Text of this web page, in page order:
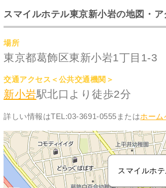
スマイルホテル東京新小岩の地図・ア
場所
東京都葛飾区東新小岩1丁目1-3
交通アクセス＜公共交通機関＞
新小岩駅北口より徒歩2分
詳しい情報はTEL:03-3691-0555またはホーム
スマイルホ